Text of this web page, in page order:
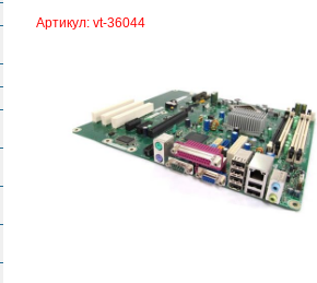
Артикул: vt-36044